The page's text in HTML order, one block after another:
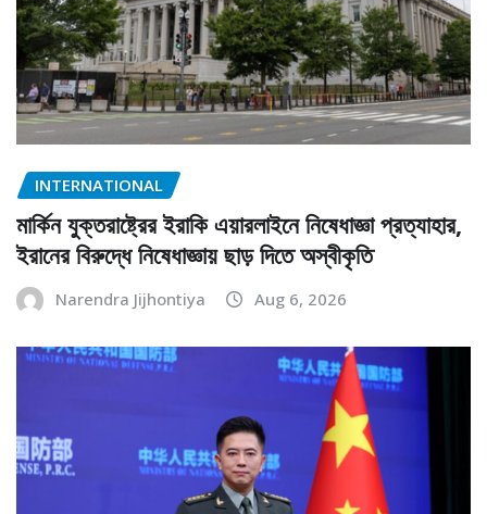
INTERNATIONAL
মার্কিন যুক্তরাষ্ট্রের ইরাকি এয়ারলাইনে নিষেধাজ্ঞা প্রত্যাহার,
ইরানের বিরুদ্ধে নিষেধাজ্ঞায় ছাড় দিতে অস্বীকৃতি
Narendra Jijhontiya Aug 6, 2026